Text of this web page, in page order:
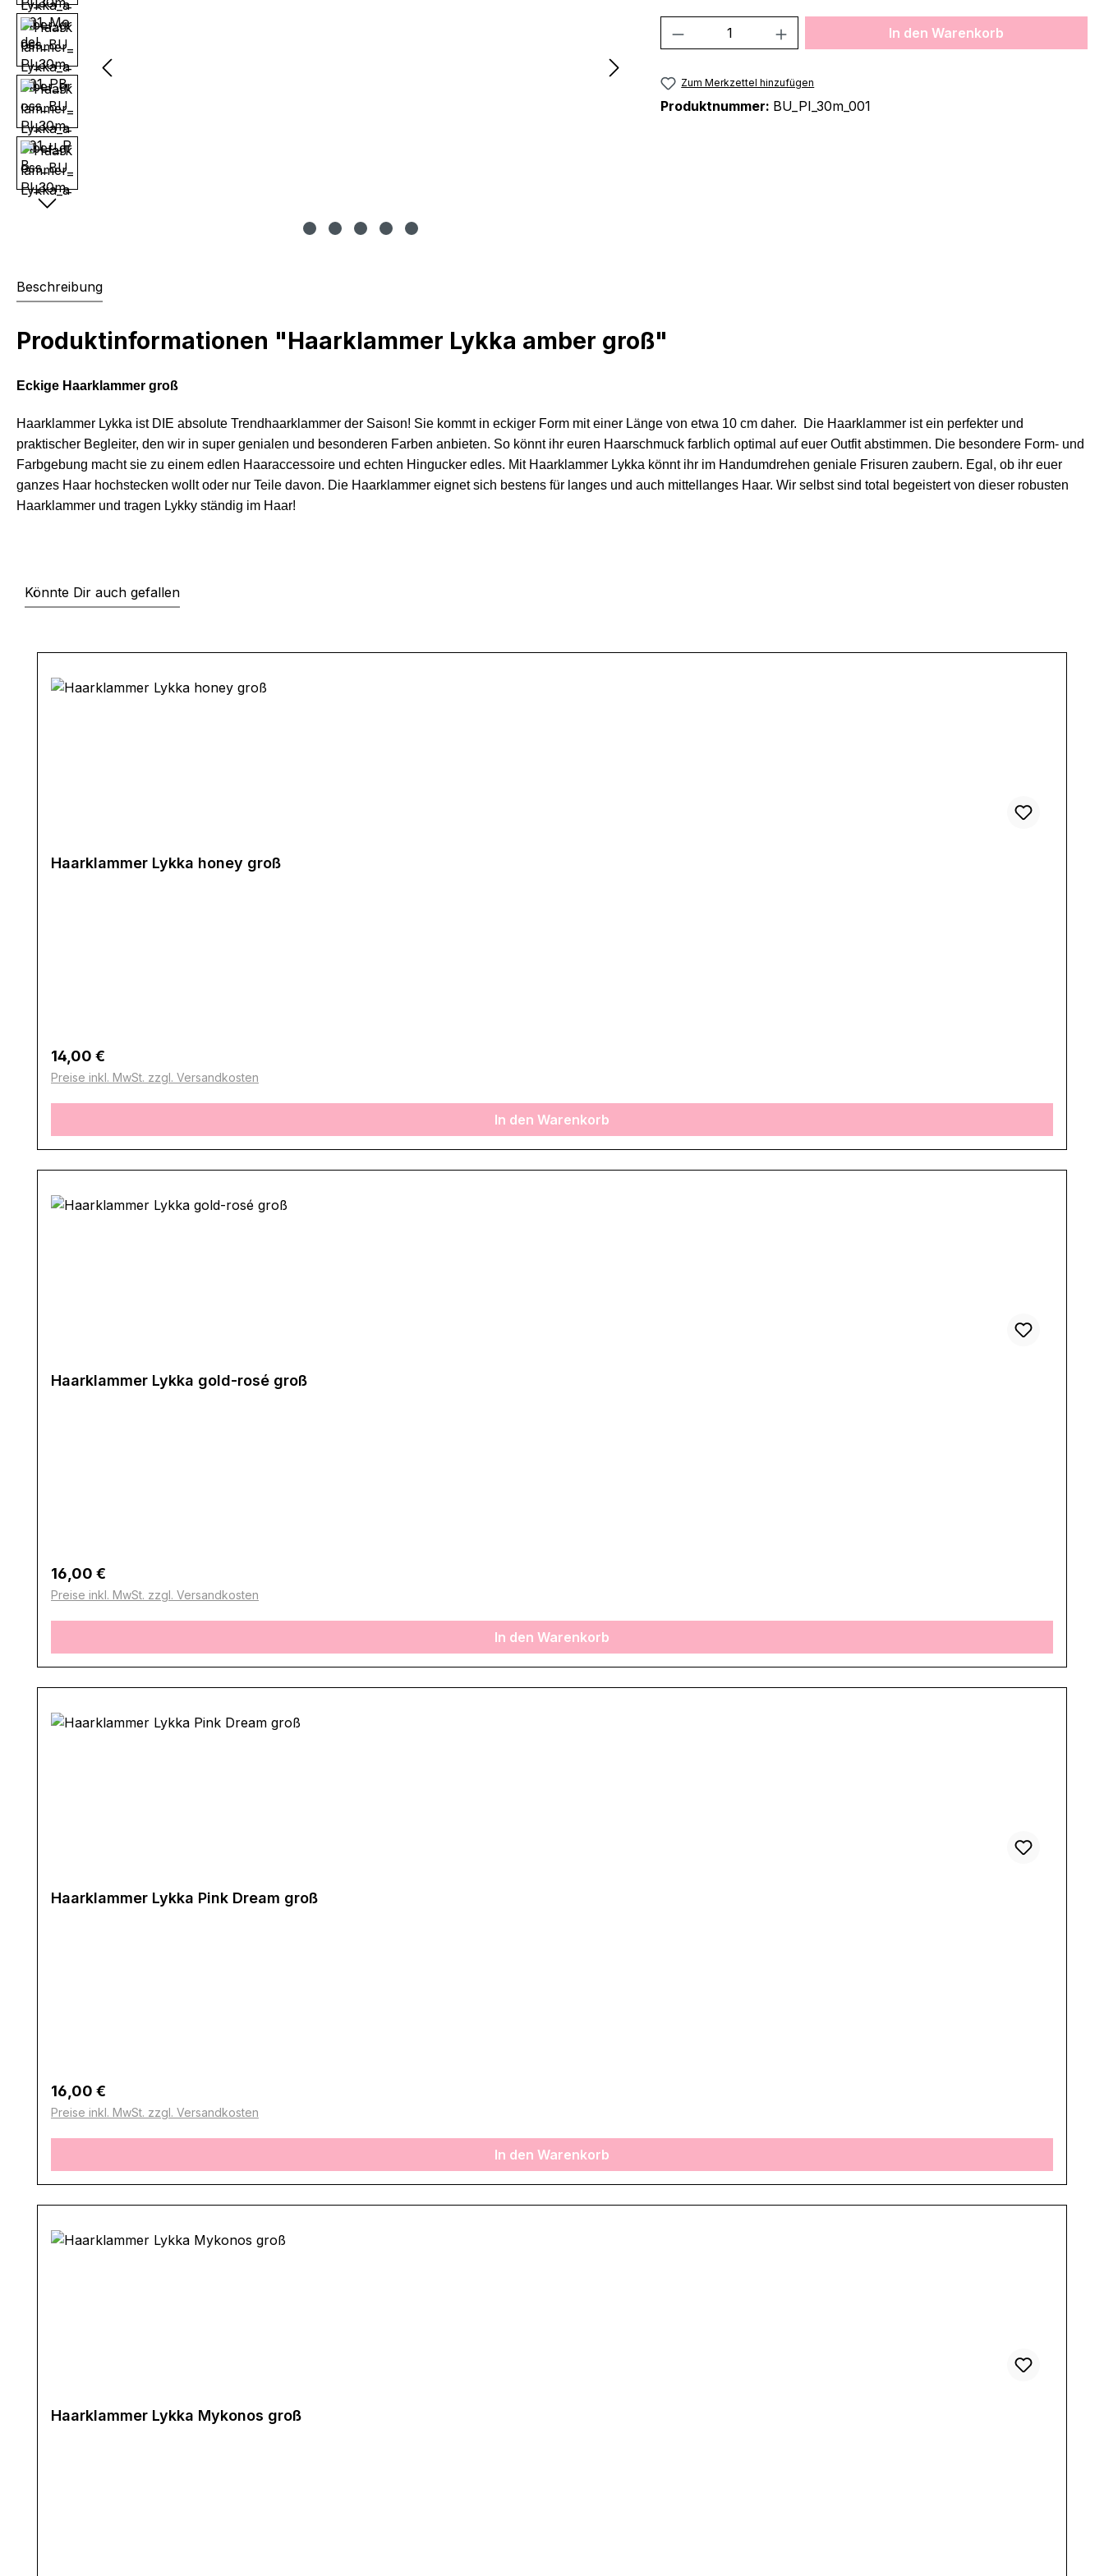
Produkt Anzahl: Gib den gewünschten Wert
In den Warenkorb
Zum Merkzettel hinzufügen
Produktnummer: BU_PI_30m_001
Beschreibung
Produktinformationen "Haarklammer Lykka amber groß"
Eckige Haarklammer groß
Haarklammer Lykka ist DIE absolute Trendhaarklammer der Saison! Sie kommt in eckiger Form mit einer Länge von etwa 10 cm daher. Die Haarklammer ist ein perfekter und
praktischer Begleiter, den wir in super genialen und besonderen Farben anbieten. So könnt ihr euren Haarschmuck farblich optimal auf euer Outfit abstimmen. Die besondere Form- und
Farbgebung macht sie zu einem edlen Haaraccessoire und echten Hingucker edles. Mit Haarklammer Lykka könnt ihr im Handumdrehen geniale Frisuren zaubern. Egal, ob ihr euer
ganzes Haar hochstecken wollt oder nur Teile davon. Die Haarklammer eignet sich bestens für langes und auch mittellanges Haar. Wir selbst sind total begeistert von dieser robusten
Haarklammer und tragen Lykky ständig im Haar!
Könnte Dir auch gefallen
Haarklammer Lykka honey groß
Regulärer Preis:
14,00 €
Preise inkl. MwSt. zzgl. Versandkosten
In den Warenkorb
Haarklammer Lykka gold-rosé groß
Regulärer Preis:
16,00 €
Preise inkl. MwSt. zzgl. Versandkosten
In den Warenkorb
Haarklammer Lykka Pink Dream groß
Regulärer Preis:
16,00 €
Preise inkl. MwSt. zzgl. Versandkosten
In den Warenkorb
Haarklammer Lykka Mykonos groß